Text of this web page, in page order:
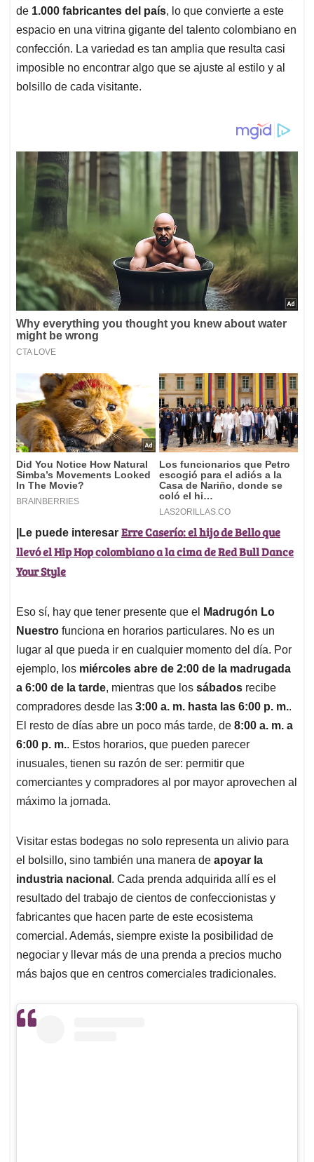
de 1.000 fabricantes del país, lo que convierte a este
espacio en una vitrina gigante del talento colombiano en
confección. La variedad es tan amplia que resulta casi
imposible no encontrar algo que se ajuste al estilo y al
bolsillo de cada visitante.
|Le puede interesar Erre Caserío: el hijo de Bello que
llevó el Hip Hop colombiano a la cima de Red Bull Dance
Your Style
Eso sí, hay que tener presente que el
Madrugón Lo
Nuestro funciona en horarios particulares. No es un
lugar al que pueda ir en cualquier momento del día. Por
ejemplo, los miércoles abre de 2:00 de la madrugada
a 6:00 de la tarde, mientras que los sábados recibe
compradores desde las 3:00 a. m. hasta las 6:00 p. m..
El resto de días abre un poco más tarde, de 8:00 a. m. a
6:00 p. m.. Estos horarios, que pueden parecer
inusuales, tienen su razón de ser: permitir que
comerciantes y compradores al por mayor aprovechen al
máximo la jornada.
Visitar estas bodegas no solo representa un alivio para
el bolsillo, sino también una manera de apoyar la
industria nacional . Cada prenda adquirida allí es el
resultado del trabajo de cientos de confeccionistas y
fabricantes que hacen parte de este ecosistema
comercial. Además, siempre existe la posibilidad de
negociar y llevar más de una prenda a precios mucho
más bajos que en centros comerciales tradicionales.